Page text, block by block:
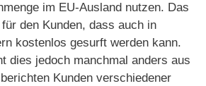
im EU-Ausland nutzen. Das
den Kunden, dass auch in
kostenlos gesurft werden kann.
dies jedoch manchmal anders aus
Kunden verschiedener